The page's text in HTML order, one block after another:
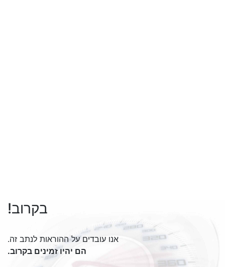
בקרוב!
אנו עובדים על ההוראות לנתב זה.
הם יהיו זמינים בקרוב.